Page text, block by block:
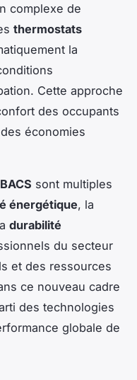
complexe de
thermostats
la
Cette approche
des occupants
économies
sont multiples
énergétique, la
durabilité
du secteur
et des ressources
ce nouveau cadre
des technologies
globale de